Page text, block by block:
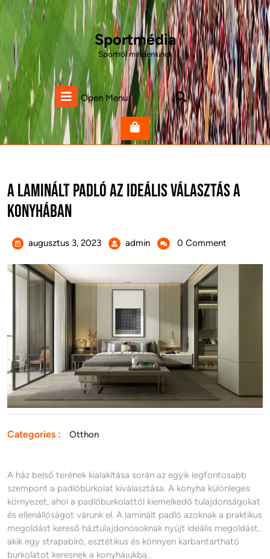
Skip
content
Sportmédia
Sportról mindenkinek
Open Menu
Open
Menu
A laminált padló az ideális választás a
konyhában
augusztus 3, 2023augusztus
adminA
az
a
konyhában
0 Comment
Categories : Otthon
A ház belső terének kialakítása során az egyik legfontosabb
szempont a padlóburkolat kiválasztása. A konyha különleges
környezet, ahol a padlóburkolattól kiemelkedő tulajdonságokat
és ellenállóságot várunk el. A laminált padló azoknak a praktikus
megoldást kereső háztulajdonosoknak nyújt ideális megoldást,
akik egy strapabíró, esztétikus és könnyen karbantartható
burkolatot keresnek a konyhájukba.